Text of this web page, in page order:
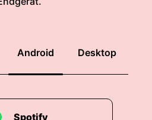
ist bzw.
dessen habe ich mir
Android Desktop
Spotify